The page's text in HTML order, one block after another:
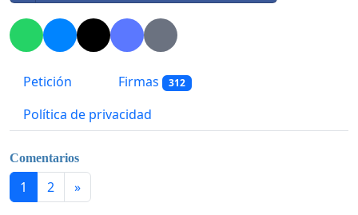
Petición Firmas 312
Política de privacidad
Comentarios
1 2 »